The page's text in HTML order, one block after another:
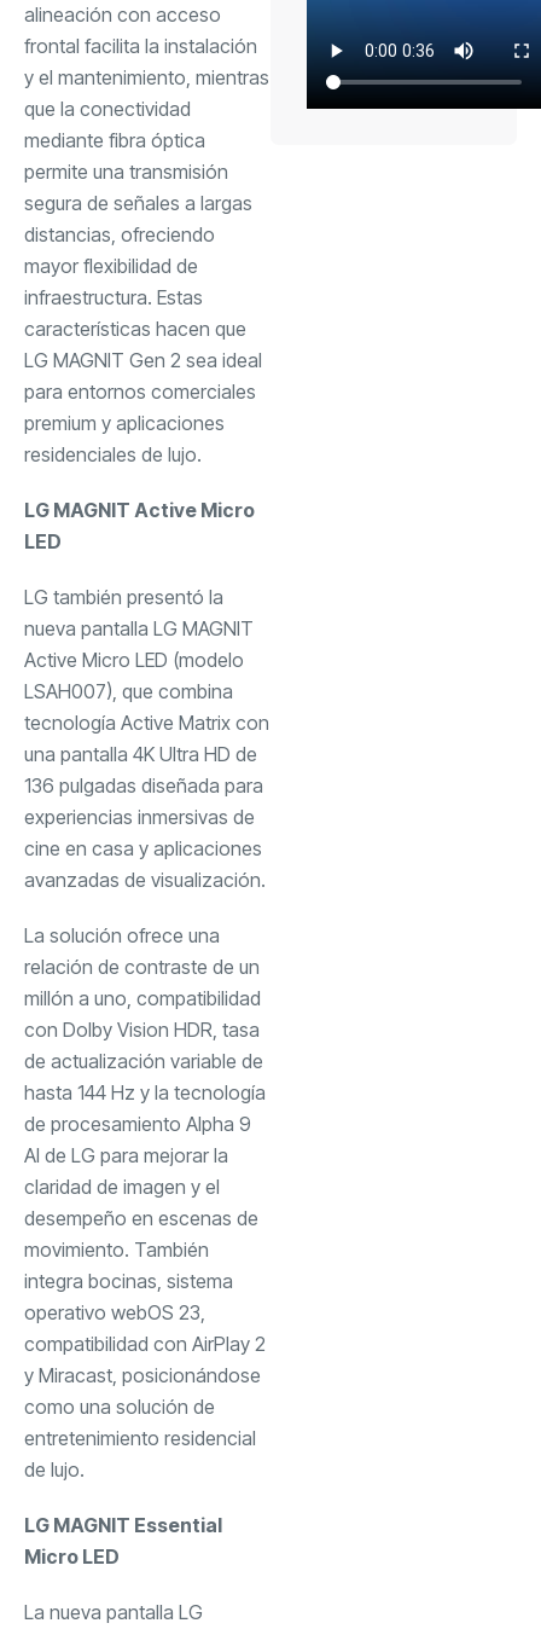
alineación con acceso
frontal facilita la instalación
y el mantenimiento, mientras
que la conectividad
mediante fibra óptica
permite una transmisión
segura de señales a largas
distancias, ofreciendo
mayor flexibilidad de
infraestructura. Estas
características hacen que
LG MAGNIT Gen 2 sea ideal
para entornos comerciales
premium y aplicaciones
residenciales de lujo.
LG MAGNIT Active Micro
LED
LG también presentó la
nueva pantalla LG MAGNIT
Active Micro LED (modelo
LSAH007), que combina
tecnología Active Matrix con
una pantalla 4K Ultra HD de
136 pulgadas diseñada para
experiencias inmersivas de
cine en casa y aplicaciones
avanzadas de visualización.
La solución ofrece una
relación de contraste de un
millón a uno, compatibilidad
con Dolby Vision HDR, tasa
de actualización variable de
hasta 144 Hz y la tecnología
de procesamiento Alpha 9
AI de LG para mejorar la
claridad de imagen y el
desempeño en escenas de
movimiento. También
integra bocinas, sistema
operativo webOS 23,
compatibilidad con AirPlay 2
y Miracast, posicionándose
como una solución de
entretenimiento residencial
de lujo.
LG MAGNIT Essential
Micro LED
La nueva pantalla LG